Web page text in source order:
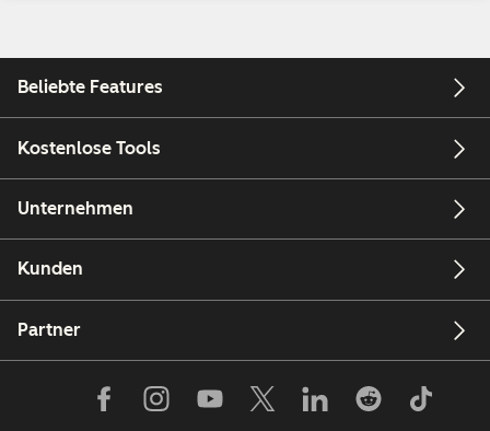
Beliebte Features
Kostenlose Tools
Unternehmen
Kunden
Partner